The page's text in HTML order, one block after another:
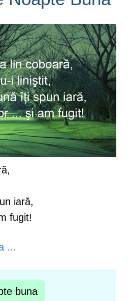
iară,
fugit!
...
buna